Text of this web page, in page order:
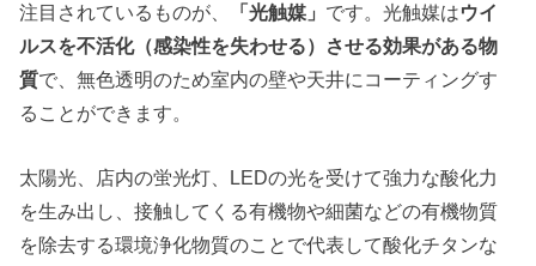
注目されているものが、
「光触媒」 です。光触媒はウイ
ルスを不活化（感染性を失わせる）させる効果がある物
質で、無色透明のため室内の壁や天井にコーティングす
ることができます。
太陽光、店内の蛍光灯、LEDの光を受けて強力な酸化力
を生み出し、接触してくる有機物や細菌などの有機物質
を除去する環境浄化物質のことで代表して酸化チタンな